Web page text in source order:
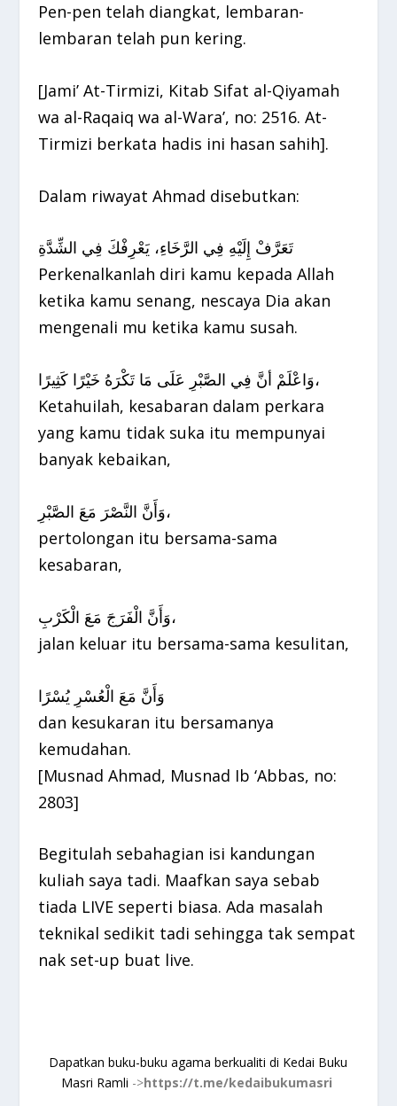
Pen-pen telah diangkat, lembaran-
lembaran telah pun kering.
[Jami’ At-Tirmizi, Kitab Sifat al-Qiyamah
wa al-Raqaiq wa al-Wara’, no: 2516. At-
Tirmizi berkata hadis ini hasan sahih].
Dalam riwayat Ahmad disebutkan:
تَعَرَّفْ إِلَيْهِ فِي الرَّخَاءِ، يَعْرِفْكَ فِي الشِّدَّةِ
Perkenalkanlah diri kamu kepada Allah
ketika kamu senang, nescaya Dia akan
mengenali mu ketika kamu susah.
وَاعْلَمْ أنَّ فِي الصَّبْرِ عَلَى مَا تَكْرَهُ خَيْرًا كَثِيرًا،
Ketahuilah, kesabaran dalam perkara
yang kamu tidak suka itu mempunyai
banyak kebaikan,
وَأَنَّ النَّصْرَ مَعَ الصَّبْرِ،
pertolongan itu bersama-sama
kesabaran,
وَأَنَّ الْفَرَجَ مَعَ الْكَرْبِ،
jalan keluar itu bersama-sama kesulitan,
وَأَنَّ مَعَ الْعُسْرِ يُسْرًا
dan kesukaran itu bersamanya
kemudahan.
[Musnad Ahmad, Musnad Ib ‘Abbas, no:
2803]
Begitulah sebahagian isi kandungan
kuliah saya tadi. Maafkan saya sebab
tiada LIVE seperti biasa. Ada masalah
teknikal sedikit tadi sehingga tak sempat
nak set-up buat live.
Dapatkan buku-buku agama berkualiti di Kedai Buku
Masri Ramli ->https://t.me/kedaibukumasri